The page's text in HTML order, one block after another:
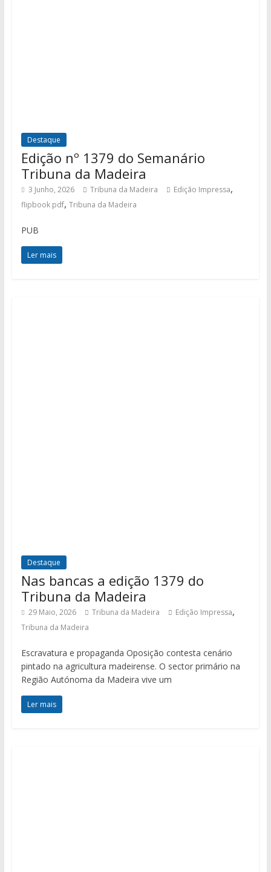
Destaque
Edição nº 1379 do Semanário
Tribuna da Madeira
3 Junho, 2026 Tribuna da Madeira Edição Impressa,
flipbook pdf, Tribuna da Madeira
PUB
Ler mais
Destaque
Nas bancas a edição 1379 do
Tribuna da Madeira
29 Maio, 2026 Tribuna da Madeira Edição Impressa,
Tribuna da Madeira
Escravatura e propaganda Oposição contesta cenário
pintado na agricultura madeirense. O sector primário na
Região Autónoma da Madeira vive um
Ler mais